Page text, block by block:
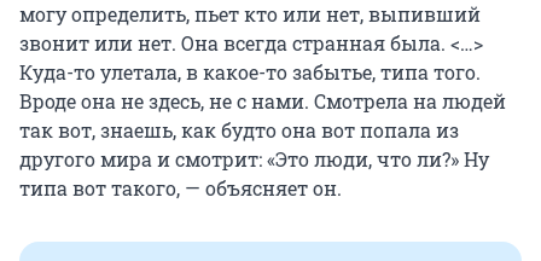
могу определить, пьет кто или нет, выпивший
звонит или нет. Она всегда странная была. <…>
Куда-то улетала, в какое-то забытье, типа того.
Вроде она не здесь, не с нами. Смотрела на людей
так вот, знаешь, как будто она вот попала из
другого мира и смотрит: «Это люди, что ли?» Ну
типа вот такого, — объясняет он.